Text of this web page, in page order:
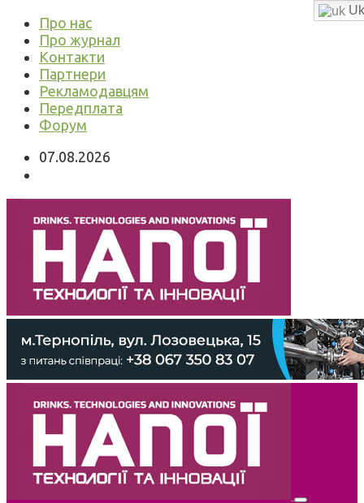
Про нас
Про журнал
Контакти
Партнери
Рекламодавцям
Передплата
Форум
07.08.2026